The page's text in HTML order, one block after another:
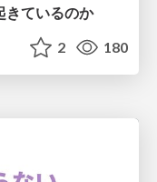
きているのか
2 180